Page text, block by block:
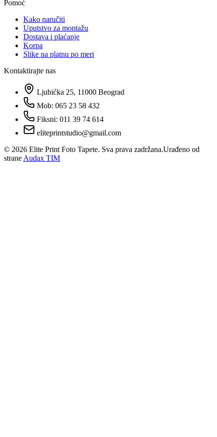
Pomoć
Kako naručiti
Uputstvo za montažu
Dostava i plaćanje
Korpa
Slike na platnu po meri
Kontaktirajte nas
Ljubićka 25, 11000 Beograd
Mob: 065 23 58 432
Fiksni: 011 39 74 614
eliteprintstudio@gmail.com
© 2026 Elite Print Foto Tapete. Sva prava zadržana.Urađeno od
strane Audax TIM